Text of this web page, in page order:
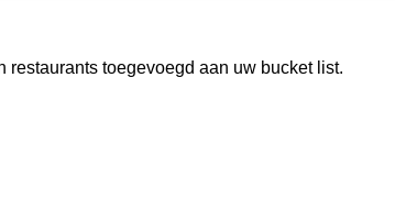
restaurants toegevoegd aan uw bucket list.